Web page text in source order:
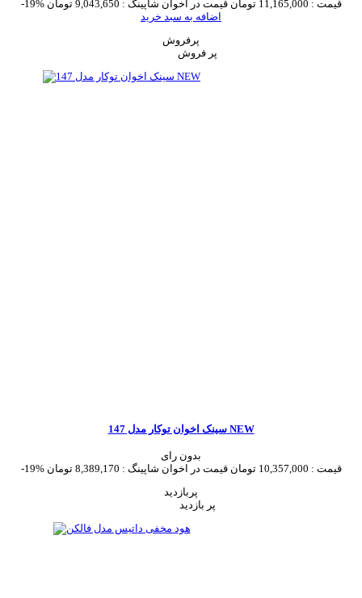
-19%
قیمت : 11,165,000 تومان قیمت در اخوان شاپینگ : 9,043,650 تومان
اضافه به سبد خرید
پرفروش
سینک اخوان توکار مدل 147 NEW
بدون رای
-19%
قیمت : 10,357,000 تومان قیمت در اخوان شاپینگ : 8,389,170 تومان
پربازدید
پر بازدید